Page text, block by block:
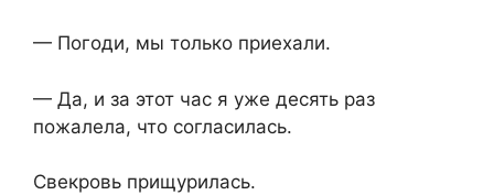
— Погоди, мы только приехали.
— Да, и за этот час я уже десять раз
пожалела, что согласилась.
Свекровь прищурилась.